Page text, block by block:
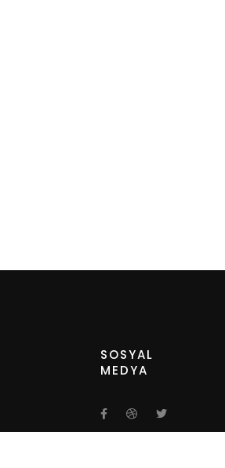
SOSYAL
MEDYA